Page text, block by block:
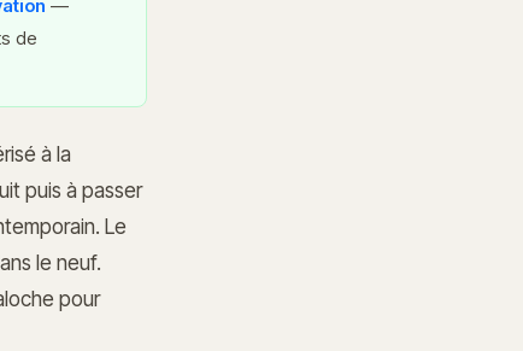
—
de
à la
puis à passer
Le
le neuf.
pour